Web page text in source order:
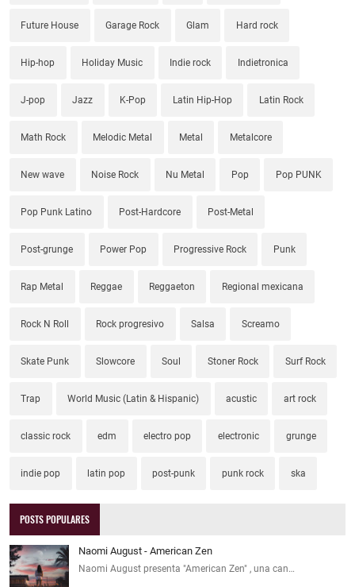
Future House Garage Rock Glam Hard rock
Hip-hop Holiday Music Indie rock Indietronica
J-pop Jazz K-Pop Latin Hip-Hop Latin Rock
Math Rock Melodic Metal Metal Metalcore
New wave Noise Rock Nu Metal Pop Pop PUNK
Pop Punk Latino Post-Hardcore Post-Metal
Post-grunge Power Pop Progressive Rock Punk
Rap Metal Reggae Reggaeton Regional mexicana
Rock N Roll Rock progresivo Salsa Screamo
Skate Punk Slowcore Soul Stoner Rock Surf Rock
Trap World Music (Latin & Hispanic) acustic art rock
classic rock edm electro pop electronic grunge
indie pop latin pop post-punk punk rock ska
POSTS POPULARES
Naomi August - American Zen
Naomi August presenta "American Zen" , una can…